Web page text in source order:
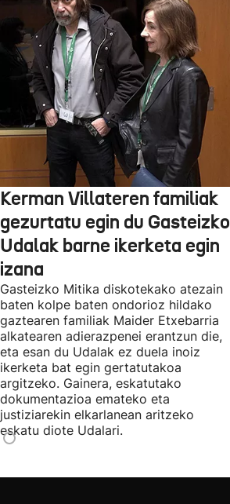
Kerman Villateren familiak
gezurtatu egin du Gasteizko
Udalak barne ikerketa egin
izana
Gasteizko Mitika diskotekako atezain
baten kolpe baten ondorioz hildako
gaztearen familiak Maider Etxebarria
alkatearen adierazpenei erantzun die,
eta esan du Udalak ez duela inoiz
ikerketa bat egin gertatutakoa
argitzeko. Gainera, eskatutako
dokumentazioa emateko eta
justiziarekin elkarlanean aritzeko
eskatu diote Udalari.